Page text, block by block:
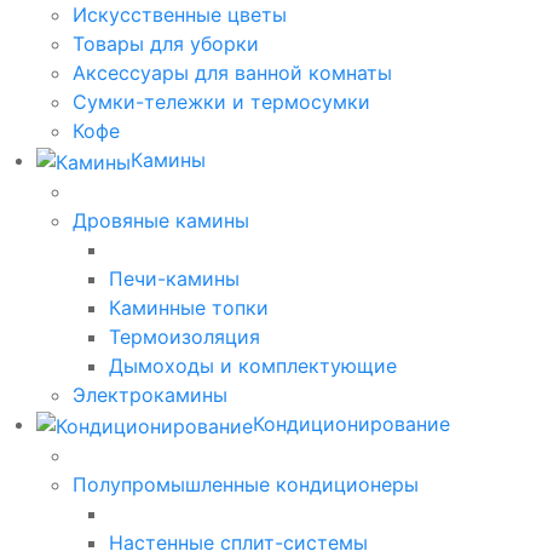
Искусственные цветы
Товары для уборки
Аксессуары для ванной комнаты
Сумки-тележки и термосумки
Кофе
Камины
Дровяные камины
Печи-камины
Каминные топки
Термоизоляция
Дымоходы и комплектующие
Электрокамины
Кондиционирование
Полупромышленные кондиционеры
Настенные сплит-системы